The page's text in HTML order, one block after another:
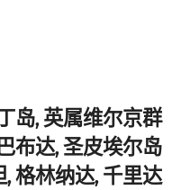
岛, 英属维尔京群
布达, 圣皮埃尔岛
格林纳达, 千里达